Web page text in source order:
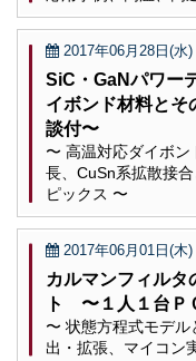
2017年06月28日(水)
SiC・GaNパワー
イボンド材料と
談付〜
〜 高温対応ダイボ
長、CuSn系拡散接
ピックス 〜
2017年06月01日(木)
カルマンフィルタ
ト 〜１人１台Ｐ
〜 状態方程式モデ
出・拡張、マイコン